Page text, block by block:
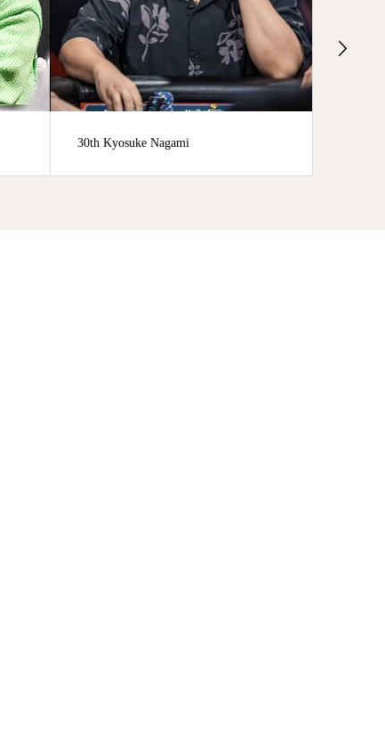
71st Masatoshi Tanaka